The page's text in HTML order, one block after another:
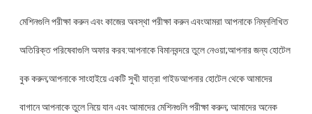
মেশিনগুলি পরীক্ষা করুন এবং কাজের অবস্থা পরীক্ষা করুন এবংআমরা আপনাকে নিম্নলিখিত
অতিরিক্ত পরিষেবাগুলি অফার করব:আপনাকে বিমানবন্দরে তুলে নেওয়া;আপনার জন্য হোটেল
বুক করুন;আপনাকে সাংহাইয়ে একটি সুখী যাত্রা গাইডআপনার হোটেল থেকে আমাদের
বাগানে আপনাকে তুলে নিয়ে যান এবং আমাদের মেশিনগুলি পরীক্ষা করুন; আমাদের অনেক